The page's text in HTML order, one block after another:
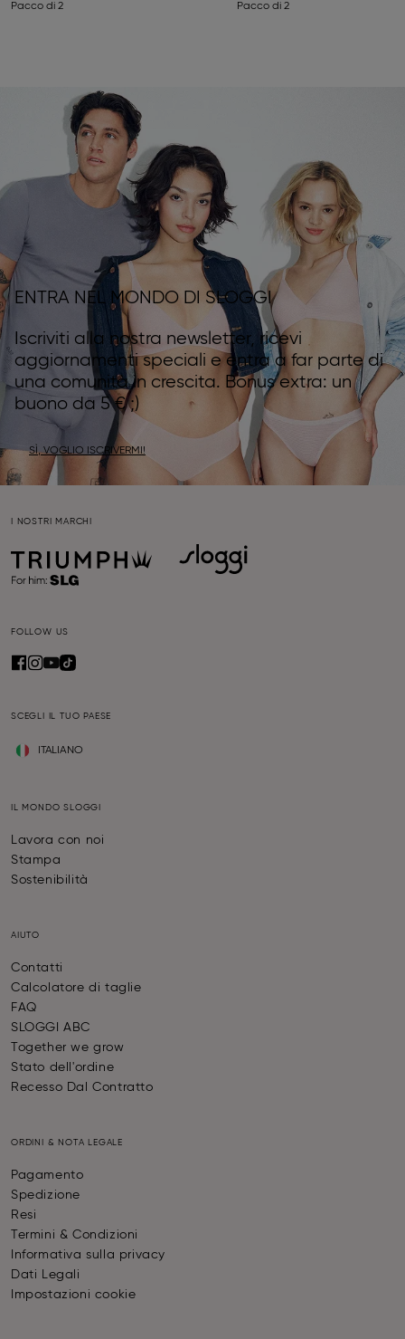
Pacco di 2 Pacco di 2
ENTRA NEL MONDO DI SLOGGI
Iscriviti alla nostra newsletter, ricevi
aggiornamenti speciali e entra a far parte di
una comunità in crescita. Bonus extra: un
buono da 5 € ;)
SÌ, VOGLIO ISCRIVERMI!
I NOSTRI MARCHI
FOLLOW US
SCEGLI IL TUO PAESE
ITALIANO
IL MONDO SLOGGI
Lavora con noi
Stampa
Sostenibilità
AIUTO
Contatti
Calcolatore di taglie
FAQ
SLOGGI ABC
Together we grow
Stato dell'ordine
Recesso Dal Contratto
ORDINI & NOTA LEGALE
Pagamento
Spedizione
Resi
Termini & Condizioni
Informativa sulla privacy
Dati Legali
Impostazioni cookie